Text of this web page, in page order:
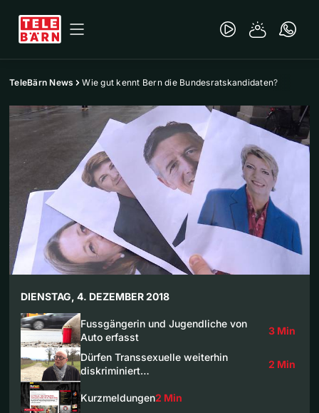
TeleBärn News Wie gut kennt Bern die Bundesratskandidaten?
DIENSTAG, 4. DEZEMBER 2018
Fussgängerin und Jugendliche von
Auto erfasst
3 Min
Dürfen Transsexuelle weiterhin
diskriminiert…
2 Min
Kurzmeldungen2 Min